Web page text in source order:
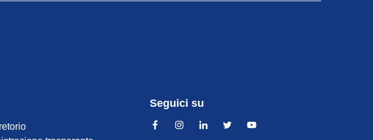
Seguici su
FacebookInstagramLinkedinTwitter